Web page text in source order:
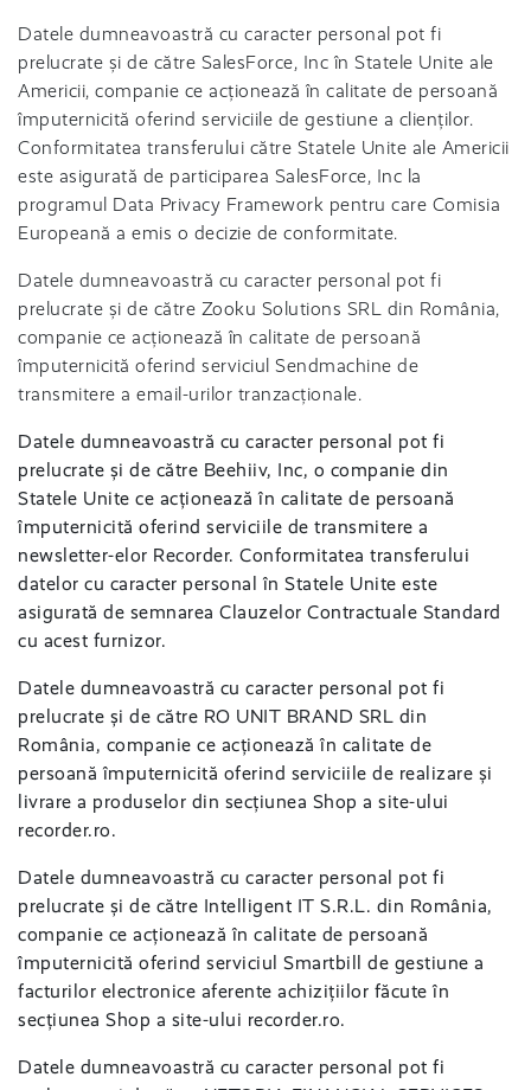
Datele dumneavoastră cu caracter personal pot fi
prelucrate și de către SalesForce, Inc în Statele Unite ale
Americii, companie ce acționează în calitate de persoană
împuternicită oferind serviciile de gestiune a clienților.
Conformitatea transferului către Statele Unite ale Americii
este asigurată de participarea SalesForce, Inc la
programul Data Privacy Framework pentru care Comisia
Europeană a emis o decizie de conformitate.
Datele dumneavoastră cu caracter personal pot fi
prelucrate și de către Zooku Solutions SRL din România,
companie ce acționează în calitate de persoană
împuternicită oferind serviciul Sendmachine de
transmitere a email-urilor tranzacționale.
Datele dumneavoastră cu caracter personal pot fi
prelucrate și de către Beehiiv, Inc, o companie din
Statele Unite ce acționează în calitate de persoană
împuternicită oferind serviciile de transmitere a
newsletter-elor Recorder. Conformitatea transferului
datelor cu caracter personal în Statele Unite este
asigurată de semnarea Clauzelor Contractuale Standard
cu acest furnizor.
Datele dumneavoastră cu caracter personal pot fi
prelucrate și de către RO UNIT BRAND SRL din
România, companie ce acționează în calitate de
persoană împuternicită oferind serviciile de realizare și
livrare a produselor din secțiunea Shop a site-ului
recorder.ro.
Datele dumneavoastră cu caracter personal pot fi
prelucrate și de către Intelligent IT S.R.L. din România,
companie ce acționează în calitate de persoană
împuternicită oferind serviciul Smartbill de gestiune a
facturilor electronice aferente achizițiilor făcute în
secțiunea Shop a site-ului recorder.ro.
Datele dumneavoastră cu caracter personal pot fi